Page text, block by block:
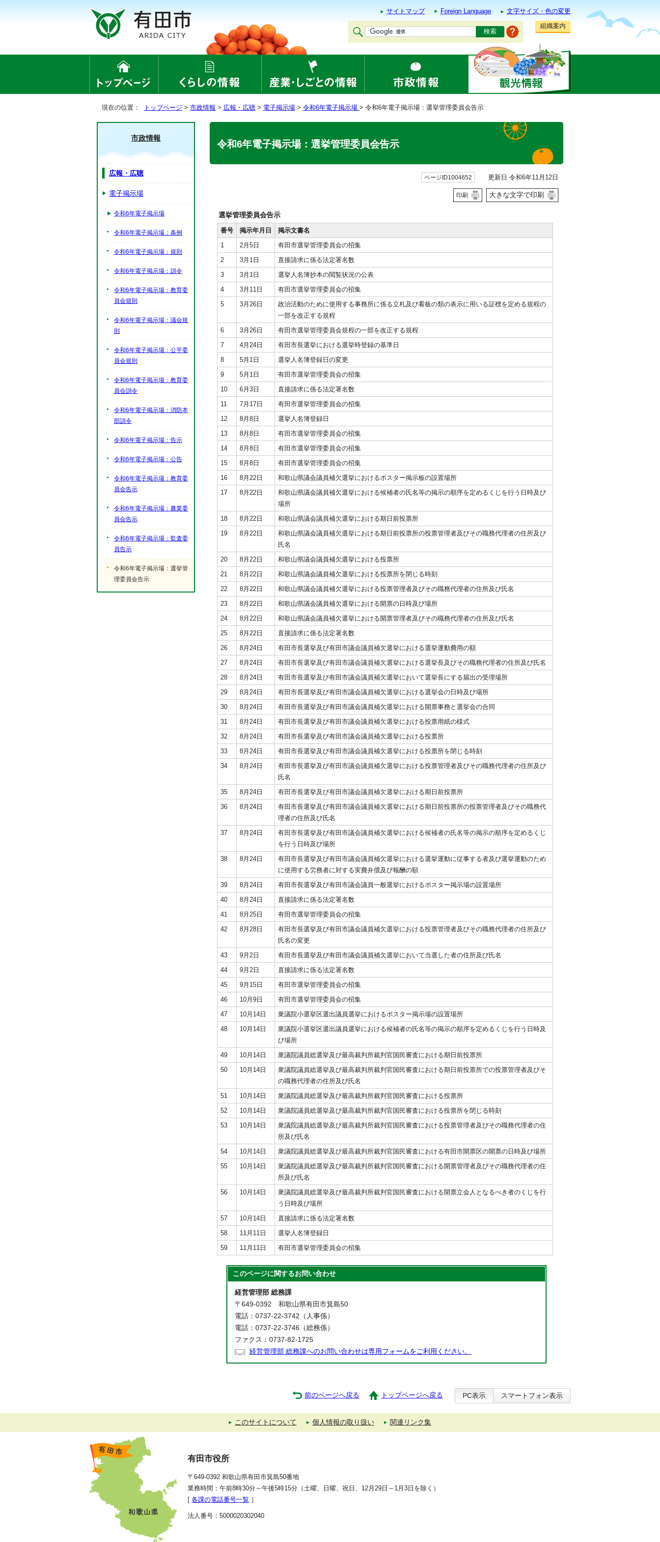
サイトマップ Foreign Language
文字サイズ・色の変更
組織案内
現在の位置： トップページ > 市政情報 > 広報・広聴 > 電子掲示場 > 令和6年電子掲示場 > 令和6年電子掲示場：選挙管理委員会告示
令和6年電子掲示場：選挙管理委員会告示
ページID1004652 更新日 令和6年11月12日
印刷 大きな文字で印刷
選挙管理委員会告示
番号 掲示年月日
掲示文書名
1
2月5日
有田市選挙管理委員会の招集
2
3月1日
直接請求に係る法定署名数
3
3月1日
選挙人名簿抄本の閲覧状況の公表
4
3月11日
有田市選挙管理委員会の招集
5
3月26日
政治活動のために使用する事務所に係る立札及び看板の類の表示に用いる証標を定める規程の
一部を改正する規程
6
3月26日
有田市選挙管理委員会規程の一部を改正する規程
7
4月24日
有田市長選挙における選挙時登録の基準日
8
5月1日
選挙人名簿登録日の変更
9
5月1日
有田市選挙管理委員会の招集
10
6月3日
直接請求に係る法定署名数
11
7月17日
有田市選挙管理委員会の招集
12
8月8日
選挙人名簿登録日
13
8月8日
有田市選挙管理委員会の招集
14
8月8日
有田市選挙管理委員会の招集
15
8月8日
有田市選挙管理委員会の招集
16
8月22日
和歌山県議会議員補欠選挙におけるポスター掲示板の設置場所
17
8月22日
和歌山県議会議員補欠選挙における候補者の氏名等の掲示の順序を定めるくじを行う日時及び
場所
18
8月22日
和歌山県議会議員補欠選挙における期日前投票所
19
8月22日
和歌山県議会議員補欠選挙における期日前投票所の投票管理者及びその職務代理者の住所及び
氏名
20
8月22日
和歌山県議会議員補欠選挙における投票所
21
8月22日
和歌山県議会議員補欠選挙における投票所を閉じる時刻
22
8月22日
和歌山県議会議員補欠選挙における投票管理者及びその職務代理者の住所及び氏名
23
8月22日
和歌山県議会議員補欠選挙における開票の日時及び場所
24
8月22日
和歌山県議会議員補欠選挙における開票管理者及びその職務代理者の住所及び氏名
25
8月22日
直接請求に係る法定署名数
26
8月24日
有田市長選挙及び有田市議会議員補欠選挙における選挙運動費用の額
27
8月24日
有田市長選挙及び有田市議会議員補欠選挙における選挙長及びその職務代理者の住所及び氏名
28
8月24日
有田市長選挙及び有田市議会議員補欠選挙において選挙長にする届出の受理場所
29
8月24日
有田市長選挙及び有田市議会議員補欠選挙における選挙会の日時及び場所
30
8月24日
有田市長選挙及び有田市議会議員補欠選挙における開票事務と選挙会の合同
31
8月24日
有田市長選挙及び有田市議会議員補欠選挙における投票用紙の様式
32
8月24日
有田市長選挙及び有田市議会議員補欠選挙における投票所
33
8月24日
有田市長選挙及び有田市議会議員補欠選挙における投票所を閉じる時刻
34
8月24日
有田市長選挙及び有田市議会議員補欠選挙における投票管理者及びその職務代理者の住所及び
氏名
35
8月24日
有田市長選挙及び有田市議会議員補欠選挙における期日前投票所
36
8月24日
有田市長選挙及び有田市議会議員補欠選挙における期日前投票所の投票管理者及びその職務代
理者の住所及び氏名
37
8月24日
有田市長選挙及び有田市議会議員補欠選挙における候補者の氏名等の掲示の順序を定めるくじ
を行う日時及び場所
38
8月24日
有田市長選挙及び有田市議会議員補欠選挙における選挙運動に従事する者及び選挙運動のため
に使用する労務者に対する実費弁償及び報酬の額
39
8月24日
有田市長選挙及び有田市議会議員一般選挙におけるポスター掲示場の設置場所
40
8月24日
直接請求に係る法定署名数
41
8月25日
有田市選挙管理委員会の招集
42
8月28日
有田市長選挙及び有田市議会議員補欠選挙における投票管理者及びその職務代理者の住所及び
氏名の変更
43
9月2日
有田市長選挙及び有田市議会議員補欠選挙において当選した者の住所及び氏名
44
9月2日
直接請求に係る法定署名数
45
9月15日
有田市選挙管理委員会の招集
46
10月9日
有田市選挙管理委員会の招集
47
10月14日
衆議院小選挙区選出議員選挙におけるポスター掲示場の設置場所
48
10月14日
衆議院小選挙区選出議員選挙における候補者の氏名等の掲示の順序を定めるくじを行う日時及
び場所
49
10月14日
衆議院議員総選挙及び最高裁判所裁判官国民審査における期日前投票所
50
10月14日
衆議院議員総選挙及び最高裁判所裁判官国民審査における期日前投票所での投票管理者及びそ
の職務代理者の住所及び氏名
51
10月14日
衆議院議員総選挙及び最高裁判所裁判官国民審査における投票所
52
10月14日
衆議院議員総選挙及び最高裁判所裁判官国民審査における投票所を閉じる時刻
53
10月14日
衆議院議員総選挙及び最高裁判所裁判官国民審査における投票管理者及びその職務代理者の住
所及び氏名
54
10月14日
衆議院議員総選挙及び最高裁判所裁判官国民審査における有田市開票区の開票の日時及び場所
55
10月14日
衆議院議員総選挙及び最高裁判所裁判官国民審査における開票管理者及びその職務代理者の住
所及び氏名
56
10月14日
衆議院議員総選挙及び最高裁判所裁判官国民審査における開票立会人となるべき者のくじを行
う日時及び場所
57
10月14日
直接請求に係る法定署名数
58
11月11日
選挙人名簿登録日
59
11月11日 有田市選挙管理委員会の招集
このページに関するお問い合わせ
経営管理部 総務課
〒649-0392 和歌山県有田市箕島50
電話：0737-22-3742（人事係）
電話：0737-22-3746（総務係）
ファクス：0737-82-1725
経営管理部 総務課へのお問い合わせは専用フォームをご利用ください。
市政情報
広報・広聴
電子掲示場
令和6年電子掲示場
令和6年電子掲示場：条例
令和6年電子掲示場：規則
令和6年電子掲示場：訓令
令和6年電子掲示場：教育委
員会規則
令和6年電子掲示場：議会規
則
令和6年電子掲示場：公平委
員会規則
令和6年電子掲示場：教育委
員会訓令
令和6年電子掲示場：消防本
部訓令
令和6年電子掲示場：告示
令和6年電子掲示場：公告
令和6年電子掲示場：教育委
員会告示
令和6年電子掲示場：農業委
員会告示
令和6年電子掲示場：監査委
員告示
令和6年電子掲示場：選挙管
理委員会告示
前のページへ戻る トップページへ戻る PC表示 スマートフォン表示
このサイトについて 個人情報の取り扱い 関連リンク集
有田市役所
〒649-0392 和歌山県有田市箕島50番地
業務時間：午前8時30分～午後5時15分（土曜、日曜、祝日、12月29日～1月3日を除く）
[ 各課の電話番号一覧 ］
法人番号：5000020302040